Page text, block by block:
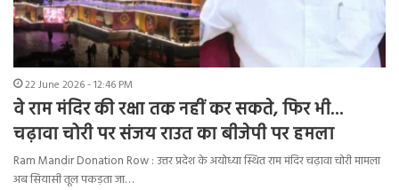
22 June 2026 - 12:46 PM
वे राम मंदिर की रक्षा तक नहीं कर सकते, फिर भी…
चढ़ावा चोरी पर संजय राउत का बीजेपी पर हमला
Ram Mandir Donation Row : उत्तर प्रदेश के अयोध्या स्थित राम मंदिर चढ़ावा चोरी मामला
अब सियासी तूल पकड़ता जा…